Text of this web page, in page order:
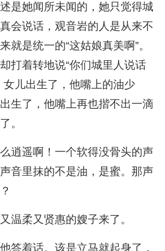
是她闻所未闻的，她只觉得城
会说话，观音岩的人是从来不
就是统一的“这姑娘真美啊”。
打着转地说“你们城里人说话
女儿出生了，他嘴上的油少
生了，他嘴上再也揩不出一滴
。
逍遥啊！一个软得没骨头的声
音里抹的不是油，是蜜。那声
温柔又贤惠的嫂子来了。
答着话。该是立马就起身了，